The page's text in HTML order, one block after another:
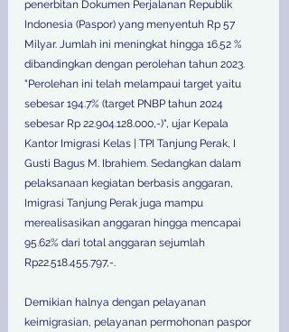
penerbitan Dokumen Perjalanan Republik
Indonesia (Paspor) yang menyentuh Rp 57
Milyar. Jumlah ini meningkat hingga 16.52 %
dibandingkan dengan perolehan tahun 2023.
"Perolehan ini telah melampaui target yaitu
sebesar 194.7% (target PNBP tahun 2024
sebesar Rp 22.904.128.000,-)", ujar Kepala
Kantor Imigrasi Kelas | TPI Tanjung Perak, I
Gusti Bagus M. Ibrahiem. Sedangkan dalam
pelaksanaan kegiatan berbasis anggaran,
Imigrasi Tanjung Perak juga mampu
merealisasikan anggaran hingga mencapai
95.62% dari total anggaran sejumlah
Rp22.518.455.797,-.
Demikian halnya dengan pelayanan
keimigrasian, pelayanan permohonan paspor